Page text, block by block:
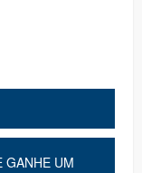
GANHE UM